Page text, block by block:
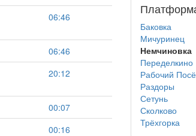
06:46
06:46
20:12
00:07
00:16
Баковка
Мичуринец
Немчиновка
Переделкино
Рабочий
Раздоры
Сетунь
Сколково
Трёхгорка